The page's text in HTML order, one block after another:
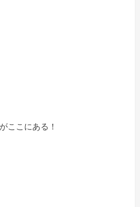
ここにある！